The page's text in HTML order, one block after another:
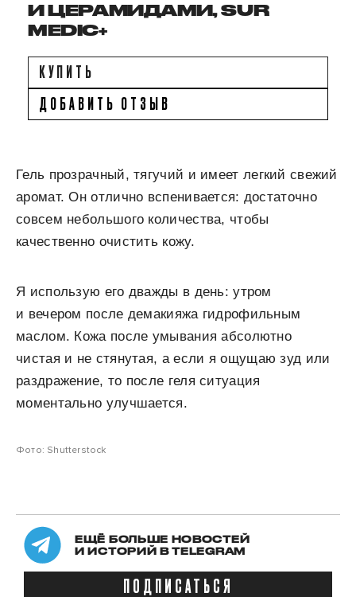
И ЦЕРАМИДАМИ, SUR
MEDIC+
КУПИТЬ
ДОБАВИТЬ ОТЗЫВ
Гель прозрачный, тягучий и имеет легкий свежий
аромат. Он отлично вспенивается: достаточно
совсем небольшого количества, чтобы
качественно очистить кожу.
Я использую его дважды в день: утром
и вечером после демакияжа гидрофильным
маслом. Кожа после умывания абсолютно
чистая и не стянутая, а если я ощущаю зуд или
раздражение, то после геля ситуация
моментально улучшается.
Фото: Shutterstock
ЕЩЁ БОЛЬШЕ НОВОСТЕЙ
И ИСТОРИЙ В TELEGRAM
ПОДПИСАТЬСЯ